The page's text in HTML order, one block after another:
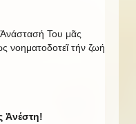
Του μᾶς
νοηματοδοτεῖ τήν ζωή
Ἀνέστη!